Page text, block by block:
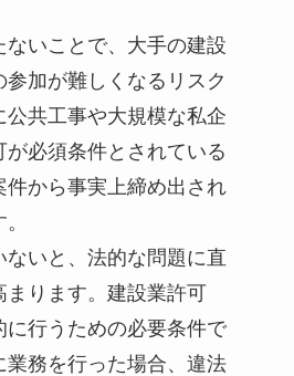
いことで、大手の建設
加が難しくなるリスク
公共工事や大規模な私企
必須条件とされている
件から事実上締め出され
いと、法的な問題に直
まります。建設業許可
に行うための必要条件で
業務を行った場合、違法